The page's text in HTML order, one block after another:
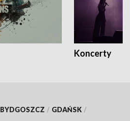
Koncerty
BYDGOSZCZ / GDAŃSK /